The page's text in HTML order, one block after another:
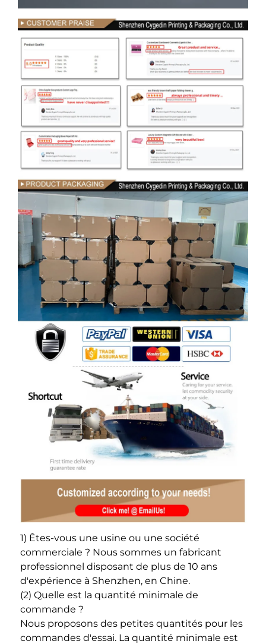
1) Êtes-vous une usine ou une société
commerciale ? Nous sommes un fabricant
professionnel disposant de plus de 10 ans
d'expérience à Shenzhen, en Chine.
(2) Quelle est la quantité minimale de
commande ?
Nous proposons des petites quantités pour les
commandes d'essai. La quantité minimale est